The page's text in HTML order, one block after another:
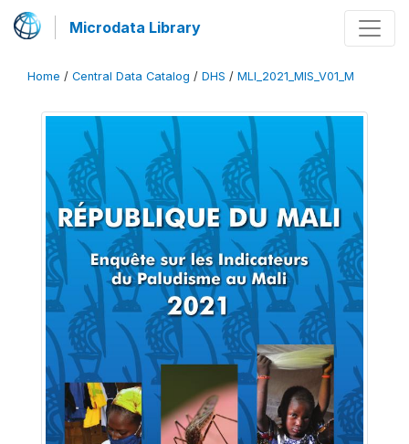
Microdata Library
Home / Central Data Catalog / DHS / MLI_2021_MIS_V01_M